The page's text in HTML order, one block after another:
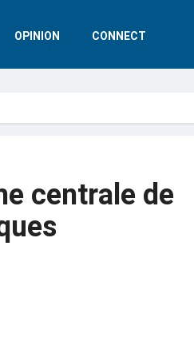
OPINION CONNECT
centrale de